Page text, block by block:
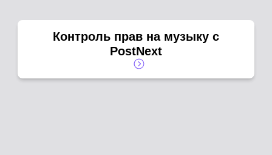
Контроль прав на музыку с
PostNext